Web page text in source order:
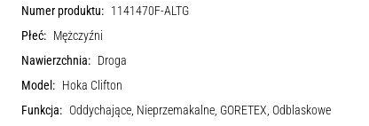
Numer produktu: 1141470F-ALTG
Płeć: Mężczyźni
Nawierzchnia: Droga
Model: Hoka Clifton
Funkcja: Oddychające, Nieprzemakalne, GORETEX, Odblaskowe